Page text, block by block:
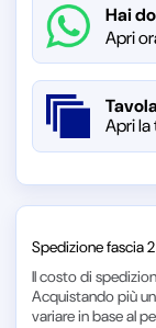
Hai
Apri
Apri
Spedizione fascia
Il costo di
Acquistando più
variare in base al